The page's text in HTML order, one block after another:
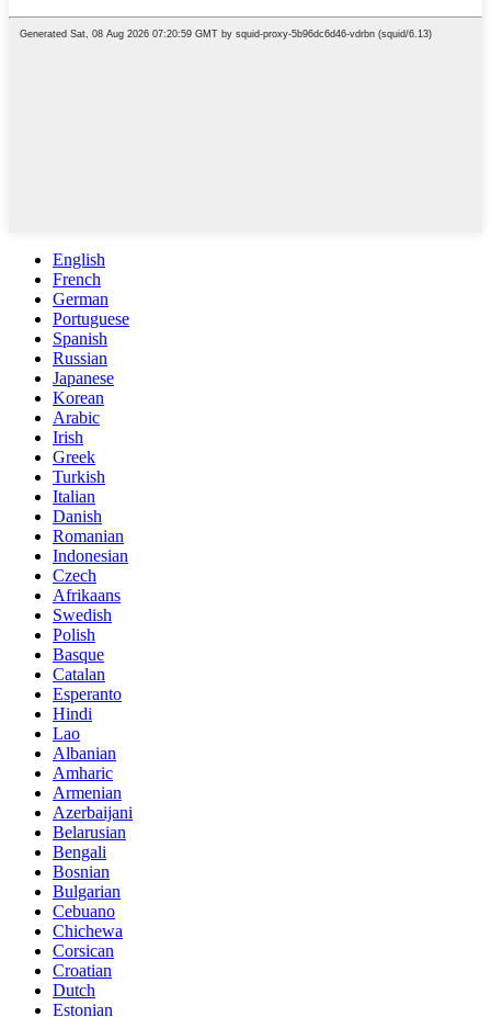
English
French
German
Portuguese
Spanish
Russian
Japanese
Korean
Arabic
Irish
Greek
Turkish
Italian
Danish
Romanian
Indonesian
Czech
Afrikaans
Swedish
Polish
Basque
Catalan
Esperanto
Hindi
Lao
Albanian
Amharic
Armenian
Azerbaijani
Belarusian
Bengali
Bosnian
Bulgarian
Cebuano
Chichewa
Corsican
Croatian
Dutch
Estonian